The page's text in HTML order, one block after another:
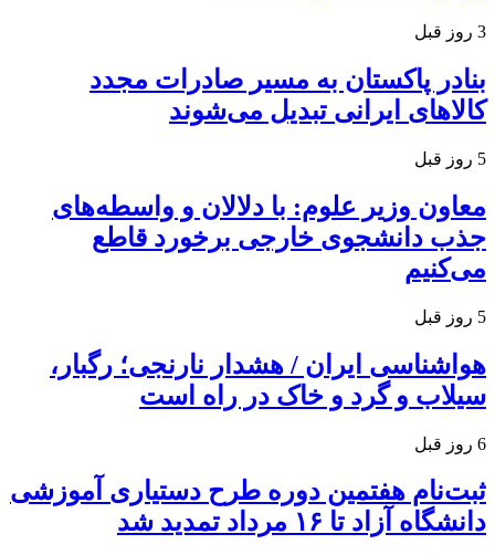
3 روز قبل
بنادر پاکستان به مسیر صادرات مجدد
کالاهای ایرانی تبدیل می‌شوند
5 روز قبل
معاون وزیر علوم: با دلالان و واسطه‌های
جذب دانشجوی خارجی برخورد قاطع
می‌کنیم
5 روز قبل
هواشناسی ایران / هشدار نارنجی؛ رگبار،
سیلاب و گرد و خاک در راه است
6 روز قبل
ثبت‌نام هفتمین دوره طرح دستیاری آموزشی
دانشگاه آزاد تا ۱۶ مرداد تمدید شد